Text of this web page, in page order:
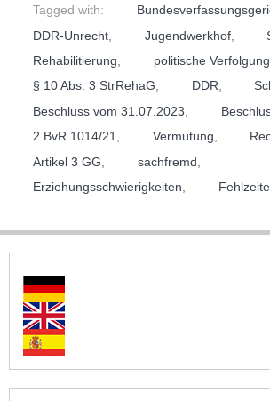
Tagged with:
DDR-Unrecht
Jugendwerkhof,
Rehabilitierung
politische Verfolgung
§ 10 Abs. 3 StrRehaG, DDR,
Beschluss vom 31.07.2023
2 BvR 1014/21
Vermutung
Artikel 3 GG
sachfremd
Erziehungsschwierigkeiten